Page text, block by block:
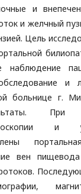
и
и желчный
Цель
наблюдение
и
больнице г.
При
и
вен